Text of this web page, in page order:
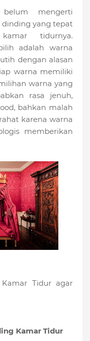
mengerti
yang tepat
tidurnya.
adalah warna
dengan alasan
warna memiliki
warna yang
rasa jenuh,
bahkan malah
karena warna
memberikan
Tidur agar
Kamar Tidur